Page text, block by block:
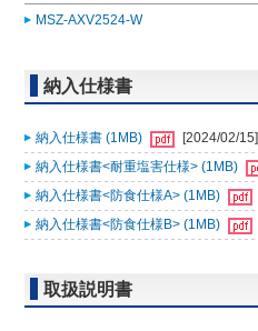
MSZ-AXV2524-W
納入仕様書
納入仕様書 (1MB)
[2024/02/15]
納入仕様書<耐重塩害仕様> (1MB)
納入仕様書<防食仕様A> (1MB)
納入仕様書<防食仕様B> (1MB)
取扱説明書